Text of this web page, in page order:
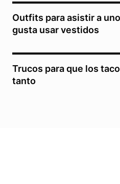
Outfits para asistir a
gusta usar vestidos
Trucos para que los
tanto